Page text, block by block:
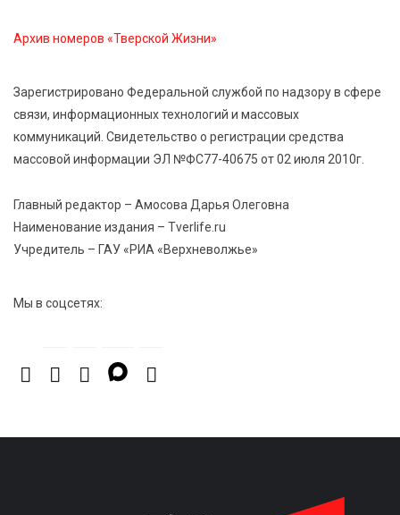
На Петербургском марафоне «Пушкин — Петербург»
появится новая беговая трасса для
профессиональных спортсменов
От звёздочек к чемпионам: в Твери отметили
заслуги тренеров и атлетов
абитуриентов в 2026 году
Архив номеров «Тверской Жизни»
Зарегистрировано Федеральной службой по надзору в сфере
связи, информационных технологий и массовых
коммуникаций. Свидетельство о регистрации средства
массовой информации ЭЛ №ФС77-40675 от 02 июля 2010г.
Главный редактор – Амосова Дарья Олеговна
Наименование издания – Tverlife.ru
Учредитель – ГАУ «РИА «Верхневолжье»
Мы в соцсетях: